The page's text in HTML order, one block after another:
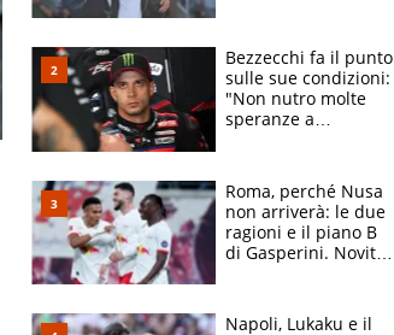
attacca le palline
Bezzecchi fa il punto
sulle sue condizioni:
"Non nutro molte
speranze a
da Aragon
Roma, perché Nusa
non arriverà: le due
ragioni e il piano B
di Gasperini. Novità
Napoli, Lukaku e il